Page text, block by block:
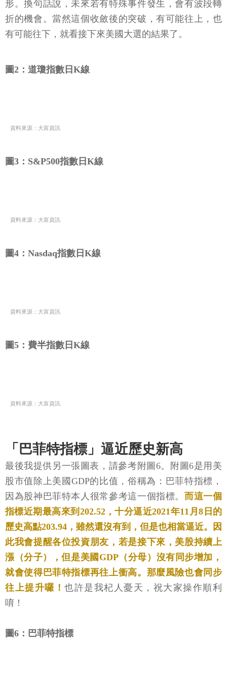
形。換句話說，未來若有特殊事件發生，會有波段轉
折的機會。當然這個收斂後的突破，有可能往上，也
有可能往下，就看接下來美國大選的結果了。
圖2：道瓊指數日K線
資料來源：大富資訊
圖3：S&P500指數日K線
資料來源：大富資訊
圖4：Nasdaq指數日K線
資料來源：大富資訊
圖5：費半指數日K線
資料來源：大富資訊
「巴菲特指標」逼近歷史新高
最後我提供另一張圖表，請參考附圖6。附圖6是用美
股市值除上美國GDP的比值，俗稱為：巴菲特指標，
因為股神巴菲特本人很常參考這一個指標。而這一個
指標近期最高來到202.52，十分逼近2021年11月8日的
歷史高點203.94，雖然還沒有到，但是也相當逼近。因
此我會提醒各位投資朋友，若是接下來，美股持續上
漲（分子），但是美國GDP（分母）沒有同步增加，
就會使得巴菲特指標再往上衝高。那麼風險也會同步
往上提升囉！也許是我杞人憂天，祝大家操作順利
唷！
圖6：巴菲特指標